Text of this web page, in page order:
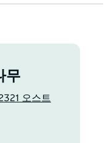
무
오스트